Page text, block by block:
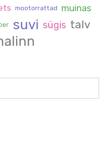
mootorrattad muinas
suvi sügis talv